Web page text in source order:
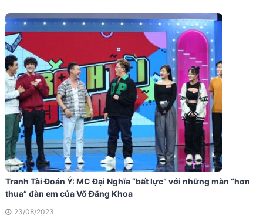
Tranh Tài Đoán Ý: MC Đại Nghĩa “bất lực” với những màn “hơn
thua” đàn em của Võ Đăng Khoa
23/08/2023